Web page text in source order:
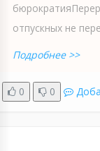
отпускных не
Подробнее >>
0 0